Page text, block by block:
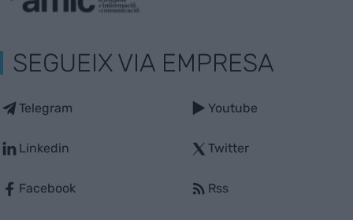
SEGUEIX VIA EMPRESA
Telegram
Linkedin
Facebook
Youtube
Twitter
Rss